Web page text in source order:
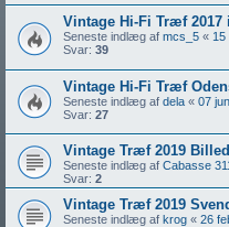
Vintage Hi-Fi Træf 2017
Seneste indlæg af mcs_5 « 15
Svar: 39
Vintage Hi-Fi Træf
Seneste indlæg af dela « 07
Svar: 27
Vintage Træf 2019
Seneste indlæg af Cabasse 311
Svar: 2
Vintage Træf 2019
Seneste indlæg af krog « 26